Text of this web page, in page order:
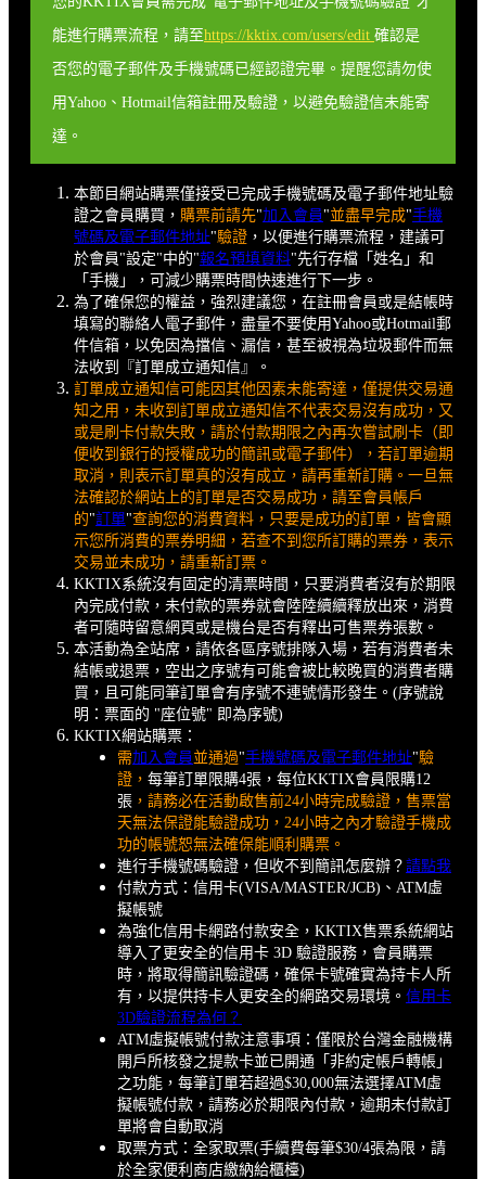
能進行購票流程，請至https://kktix.com/users/edit 確認是
否您的電子郵件及手機號碼已經認證完畢。提醒您請勿使
用Yahoo、Hotmail信箱註冊及驗證，以避免驗證信未能寄
達。
本節目網站購票僅接受已完成手機號碼及電子郵件地址驗
證之會員購買， 購票前請先"加入會員 "並盡早完成"手機
號碼及電子郵件地址"驗證 ，以便進行購票流程，建議可
於會員"設定"中的"報名預填資料"先行存檔「姓名」和
「手機」，可減少購票時間快速進行下一步。
為了確保您的權益，強烈建議您，在註冊會員或是結帳時
填寫的聯絡人電子郵件，盡量不要使用Yahoo或Hotmail郵
件信箱，以免因為擋信、漏信，甚至被視為垃圾郵件而無
法收到『訂單成立通知信』。
訂單成立通知信可能因其他因素未能寄達，僅提供交易通
知之用，未收到訂單成立通知信不代表交易沒有成功，又
或是刷卡付款失敗，請於付款期限之內再次嘗試刷卡（即
便收到銀行的授權成功的簡訊或電子郵件），若訂單逾期
取消，則表示訂單真的沒有成立，請再重新訂購。一旦無
法確認於網站上的訂單是否交易成功，請至會員帳戶
的"訂單"查詢您的消費資料，只要是成功的訂單，皆會顯
示您所消費的票券明細，若查不到您所訂購的票券，表示
交易並未成功，請重新訂票。
KKTIX系統沒有固定的清票時間，只要消費者沒有於期限
內完成付款，未付款的票券就會陸陸續續釋放出來，消費
者可隨時留意網頁或是機台是否有釋出可售票券張數。
本活動為全站席，請依各區序號排隊入場，若有消費者未
結帳或退票，空出之序號有可能會被比較晚買的消費者購
買，且可能同筆訂單會有序號不連號情形發生。(序號說
明：票面的 "座位號" 即為序號)
KKTIX網站購票：
需加入會員 並通過"手機號碼及電子郵件地址"驗
證， 每筆訂單限購4張，每位KKTIX會員限購12
張 ，請務必在活動啟售前24小時完成驗證，售票當
天無法保證能驗證成功，24小時之內才驗證手機成
功的帳號恕無法確保能順利購票。
進行手機號碼驗證，但收不到簡訊怎麼辦？ 請點我
付款方式：信用卡(VISA/MASTER/JCB)、ATM虛
擬帳號
為強化信用卡網路付款安全，KKTIX售票系統網站
導入了更安全的信用卡 3D 驗證服務，會員購票
時，將取得簡訊驗證碼，確保卡號確實為持卡人所
有，以提供持卡人更安全的網路交易環境。 信用卡
3D驗證流程為何？
ATM虛擬帳號付款注意事項：僅限於台灣金融機構
開戶所核發之提款卡並已開通「非約定帳戶轉帳」
之功能，每筆訂單若超過$30,000無法選擇ATM虛
擬帳號付款，請務必於期限內付款，逾期未付款訂
單將會自動取消
取票方式：全家取票(手續費每筆$30/4張為限，請
於全家便利商店繳納給櫃檯)